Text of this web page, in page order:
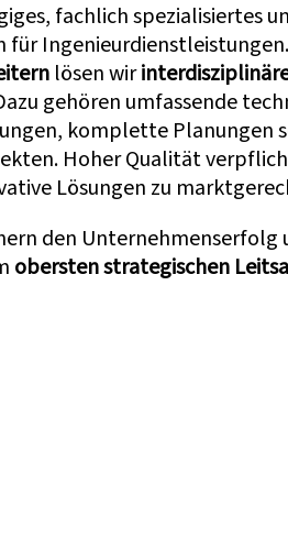
fachlich spezialisiertes
für
lösen wir
gehören umfassende
komplette Planungen
Hoher Qualität
Lösungen zu
den Unternehmenserfolg
obersten strategischen